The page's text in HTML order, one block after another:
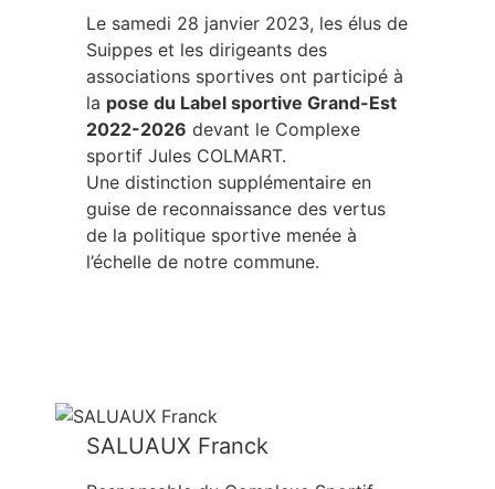
Le samedi 28 janvier 2023, les élus de
Suippes et les dirigeants des
associations sportives ont participé à
la pose du Label sportive Grand-Est
2022-2026 devant le Complexe
sportif Jules COLMART.
Une distinction supplémentaire en
guise de reconnaissance des vertus
de la politique sportive menée à
l’échelle de notre commune.
SALUAUX Franck